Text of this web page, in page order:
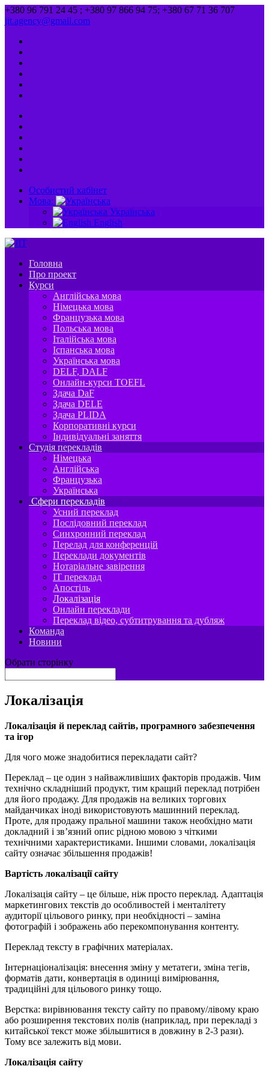
+380 96 791 24 45 ; +380 97 866 94 75; +380 67 71 36 707
jit.agency@gmail.com
Особистий кабінет
Мова:
Українська
English
Головна
Про проект
Курси
Англійська мова
Німецька мова
Французька мова
Польська мова
Італійська мова
Іспанська мова
Українська мова
DELF, DALF
Онлайн-курси TOEFL
Здача DaF
Здача DELE
Здача PLIDA
Корпоративні курси
Індивідуальні заняття
Студія перекладів
Німецька
Англійська
Французька
Українська
Сфери перекладів
Усний переклад
Послідовний переклад
Синхронний переклад
Перелад для конференцій
Переклади документів
Нотаріальне завірення
IT переклад
Апостіль
Локалізація
Онлайн переклади
Переклад відео, субтитрування та дубляж
Команда
Новини
Обрати сторінку
Локалізація
Локалізація й переклад сайтів, програмного забезпечення
та ігор
Для чого може знадобитися перекладати сайт?
Переклад – це один з найважливіших факторів продажів. Чим
технічно складніший продукт, тим кращий переклад потрібен
для його продажу. Для продажів на великих торгових
майданчиках іноді використовують машинний переклад.
Проте, для продажу пральної машини також необхідно мати
докладний і зв’язний опис рідною мовою з чіткими
технічними характеристиками. Іншими словами, локалізація
сайту означає збільшення продажів!
Вартість локалізації сайту
Локалізація сайту – це більше, ніж просто переклад. Адаптація
маркетингових текстів до особливостей і менталітету
аудиторії цільового ринку, при необхідності – заміна
фотографій і зображень або перекомпонування контенту.
Переклад тексту в графічних матеріалах.
Інтернаціоналізація: внесення зміну у метатеги, зміна тегів,
форматів дати, конвертація в одиниці вимірювання,
традиційні для цільового ринку тощо.
Верстка: вирівнювання тексту сайту по правому/лівому краю
або розширення текстових полів (наприклад, при перекладі з
китайської текст може збільшитися в довжину в 2-3 рази).
Тому все залежить від мови.
Локалізація сайту